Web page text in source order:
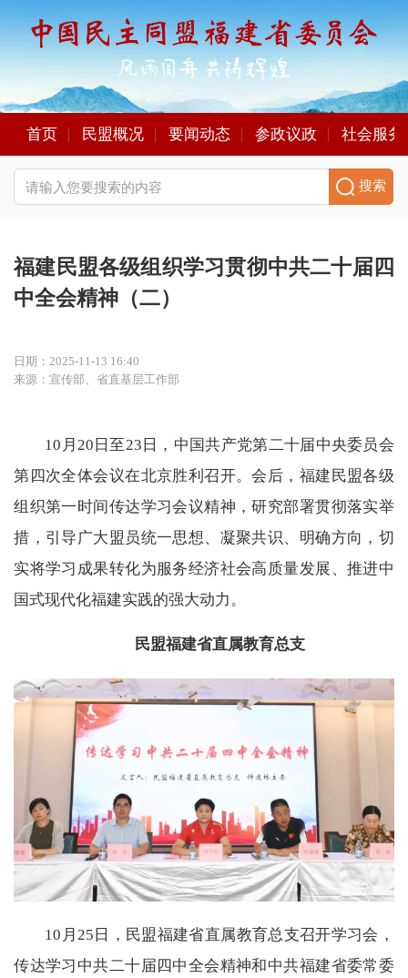
首页 民盟概况 要闻动态 参政议政 社会服务
搜索
福建民盟各级组织学习贯彻中共二十届四
中全会精神（二）
日期：2025-11-13 16:40
来源：宣传部、省直基层工作部
10月20日至23日，中国共产党第二十届中央委员会
第四次全体会议在北京胜利召开。会后，福建民盟各级
组织第一时间传达学习会议精神，研究部署贯彻落实举
措，引导广大盟员统一思想、凝聚共识、明确方向，切
实将学习成果转化为服务经济社会高质量发展、推进中
国式现代化福建实践的强大动力。
民盟福建省直属教育总支
10月25日，民盟福建省直属教育总支召开学习会，
传达学习中共二十届四中全会精神和中共福建省委常委